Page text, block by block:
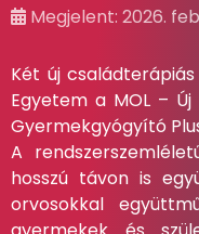
Megjelent: 2026.
Két új
Egyetem a MOL –
Gyermekgyógyító
A
hosszú távon is
orvosokkal